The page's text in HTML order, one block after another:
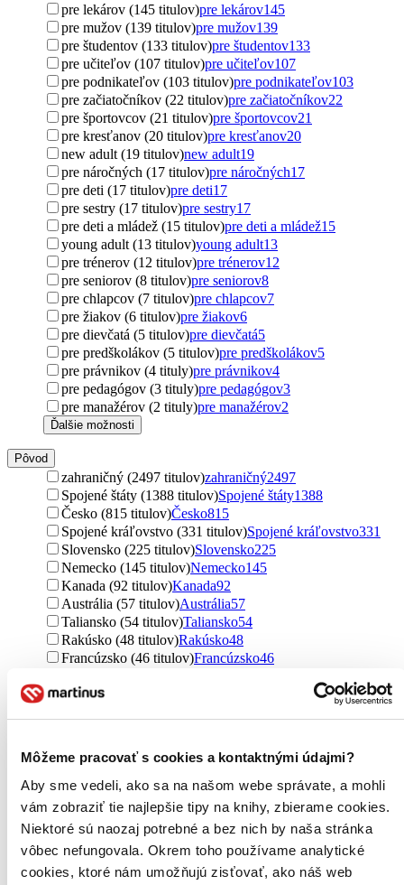
Môžeme pracovať s cookies a kontaktnými údajmi?
Aby sme vedeli, ako sa na našom webe správate, a mohli
vám zobraziť tie najlepšie tipy na knihy, zbierame cookies.
Niektoré sú naozaj potrebné a bez nich by naša stránka
vôbec nefungovala. Okrem toho používame analytické
cookies, ktoré nám umožňujú zisťovať, ako náš web
pre lekárov (145 titulov)pre lekárov145
pre mužov (139 titulov)pre mužov139
pre študentov (133 titulov)pre študentov133
pre učiteľov (107 titulov)pre učiteľov107
pre podnikateľov (103 titulov)pre podnikateľov103
pre začiatočníkov (22 titulov)pre začiatočníkov22
pre športovcov (21 titulov)pre športovcov21
pre kresťanov (20 titulov)pre kresťanov20
new adult (19 titulov)new adult19
pre náročných (17 titulov)pre náročných17
pre deti (17 titulov)pre deti17
pre sestry (17 titulov)pre sestry17
pre deti a mládež (15 titulov)pre deti a mládež15
young adult (13 titulov)young adult13
pre trénerov (12 titulov)pre trénerov12
pre seniorov (8 titulov)pre seniorov8
pre chlapcov (7 titulov)pre chlapcov7
pre žiakov (6 titulov)pre žiakov6
pre dievčatá (5 titulov)pre dievčatá5
pre predškolákov (5 titulov)pre predškolákov5
pre právnikov (4 tituly)pre právnikov4
pre pedagógov (3 tituly)pre pedagógov3
pre manažérov (2 tituly)pre manažérov2
Ďalšie možnosti
Pôvod
zahraničný (2497 titulov)zahraničný2497
Spojené štáty (1388 titulov)Spojené štáty1388
Česko (815 titulov)Česko815
Spojené kráľovstvo (331 titulov)Spojené kráľovstvo331
Slovensko (225 titulov)Slovensko225
Nemecko (145 titulov)Nemecko145
Kanada (92 titulov)Kanada92
Austrália (57 titulov)Austrália57
Taliansko (54 titulov)Taliansko54
Rakúsko (48 titulov)Rakúsko48
Francúzsko (46 titulov)Francúzsko46
severský (33 titulov)
Švédsko (26 titulov)
Maďarsko (26 titulov)Maďarsko26
Mexiko (22 titulov) Mexiko22
India (21 titulov)India 21
Španielsko (21 titulov)
Španielsko 21
Ukrajina (19 titulov)Ukrajina19
Južná Kórea (18 titulov)Južná Kórea18
Peru (17 titulov)Peru17